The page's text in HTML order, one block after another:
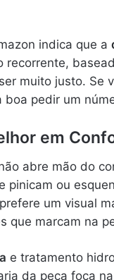
indica que a
muito justo. Se
pedir um
em
abre mão do
pinicam ou
um visual
que marcam na
e tratamento
da peça foca na